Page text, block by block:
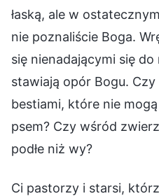
łaską, ale w
nie poznaliście Boga.
się nienadającymi się
stawiają opór Bogu.
bestiami, które nie
psem? Czy wśród
podłe niż wy?
Ci pastorzy i starsi,